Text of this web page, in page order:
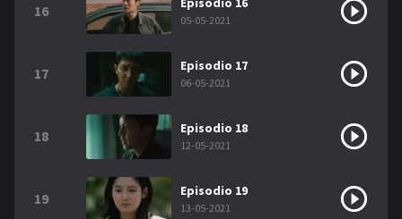
16
05-05-2021
17 Episodio 17
06-05-2021
18 Episodio 18
12-05-2021
19 Episodio 19
13-05-2021